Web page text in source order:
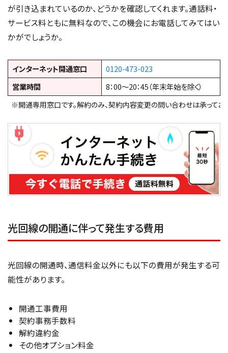
が引き込まれているのか、どうかを確認してくれます。通話料・
サービス料ともに無料なので、この機会にお電話してみてはい
かがでしょうか。
インターネット開通窓口
0120-473-023
営業時間
8：00～20：45（年末年始を除く）
※開通専用窓口です。解約のみ、契約内容変更の問い合わせは承ってお
光回線の開通に伴って発生する費用
光回線の開通時、通信料金以外にも以下の費用が発生する可
能性があります。
開通工事費用
契約事務手数料
解約違約金
その他オプション料金